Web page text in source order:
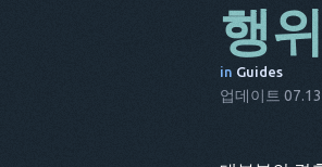
행
in Guides
업데이트